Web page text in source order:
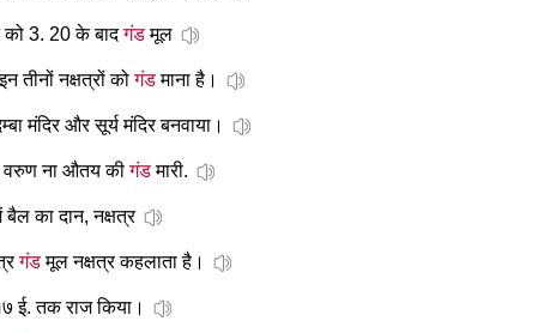
को 3. 20 के बादगंडमूल
तीनों नक्षत्रों कोगंडमाना है।
मंदिर और सूर्य मंदिर बनवाया।
वरुण ना औतय कीगंडमारी.
बैल का दान, नक्षत्र
गंडमूल नक्षत्र कहलाता है।
ई. तक राज किया।